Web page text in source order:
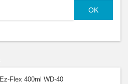
Flex 400ml WD-40